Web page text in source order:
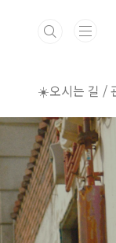
☀️오시는 길 /